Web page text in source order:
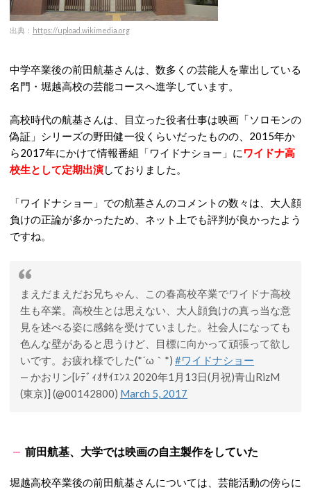
出典： https://upload.wikimedia.org
中学卒業後の前田航基さんは、数多くの芸能人を輩出している
名門・堀越高校の芸能コースへ進学しています。
高校時代の航基さんは、目立った役者仕事は映画「ソロモンの
偽証」シリーズの野田健一役くらいだったものの、2015年か
ら2017年にかけて情報番組「ワイドナショー」に ワイドナ高
校生として定期出演しておりました。
「ワイドナショー」での航基さんのコメントの数々は、大人顔
負けの正論が多かったため、ネット上でも評判が良かったよう
ですね。
まえだまえだお兄ちゃん、この春高校卒業でワイドナ高校
生も卒業。高校生とは思えない、大人顔負けの真っ当な意
見を述べる姿に感銘を受けていました。社会人になっても
色んな壁があると思うけど、目標に向かって頑張って欲し
いです。お疲れ様でした(*´ω｀*) #ワイドナショー
— かおリン[ﾚﾃﾞｨｵｻｲｴﾝｽ 2020年1月13日(月祝)青山RizM
(東京)] (@00142800) March 5, 2017
前田航基、大学では映画の自主製作をしていた
堀越高校卒業後の前田航基さんについては、芸能活動の傍らに